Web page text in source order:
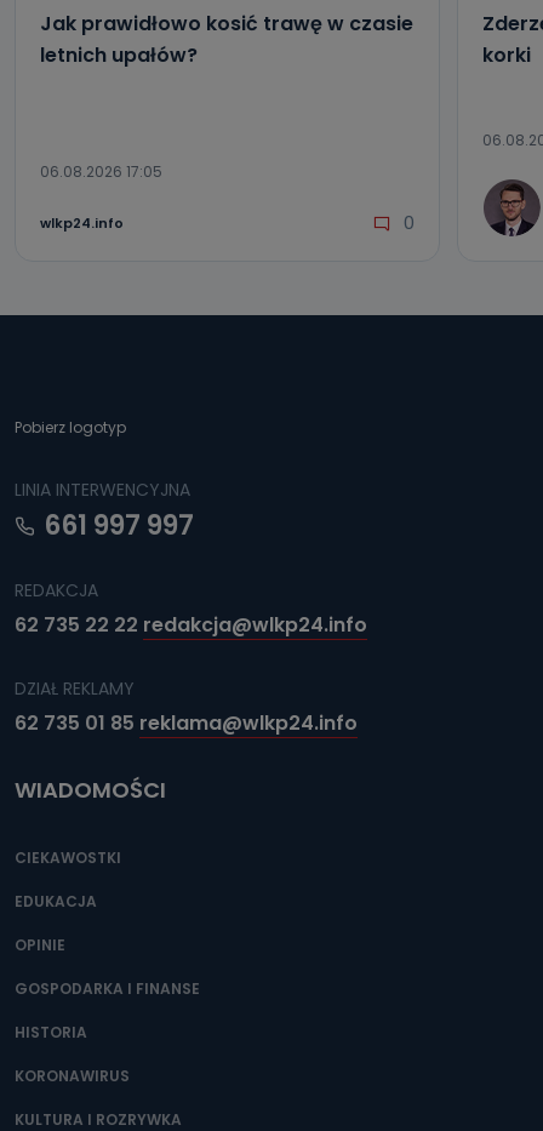
Jak prawidłowo kosić trawę w czasie
letnich upałów?
06.08.2026 17:05
wlkp24.info 0
korki
Pobierz logotyp
LINIA INTERWENCYJNA
661 997 997
REDAKCJA
62 735 22 22 redakcja@wlkp24.info
DZIAŁ REKLAMY
62 735 01 85 reklama@wlkp24.info
WIADOMOŚCI
CIEKAWOSTKI
EDUKACJA
OPINIE
GOSPODARKA I FINANSE
HISTORIA
KORONAWIRUS
KULTURA I ROZRYWKA